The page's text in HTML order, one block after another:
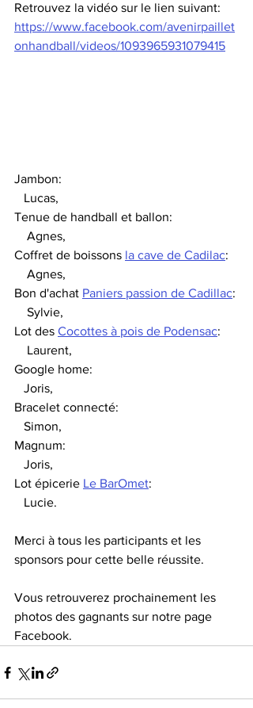
Retrouvez la vidéo sur le lien suivant:
https://www.facebook.com/avenirpaillet
onhandball/videos/1093965931079415
Jambon:
   Lucas,
Tenue de handball et ballon:
    Agnes,
Coffret de boissons la cave de Cadilac:
    Agnes,
Bon d'achat Paniers passion de Cadillac:
    Sylvie,
Lot des Cocottes à pois de Podensac:
    Laurent,
Google home:
   Joris,
Bracelet connecté:
   Simon,
Magnum:
   Joris,
Lot épicerie Le BarOmet:
   Lucie.
Merci à tous les participants et les
sponsors pour cette belle réussite.
Vous retrouverez prochainement les
photos des gagnants sur notre page
Facebook.